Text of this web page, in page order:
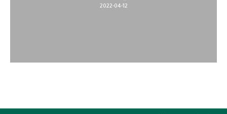
2022-04-12